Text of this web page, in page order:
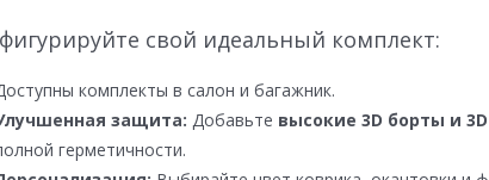
свой идеальный комплект:
комплекты в салон и багажник.
защита: Добавьте высокие 3D борты и
герметичности.